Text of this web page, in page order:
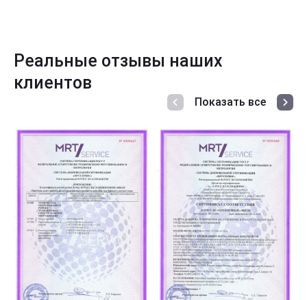
Реальные отзывы наших
клиентов
Показать все